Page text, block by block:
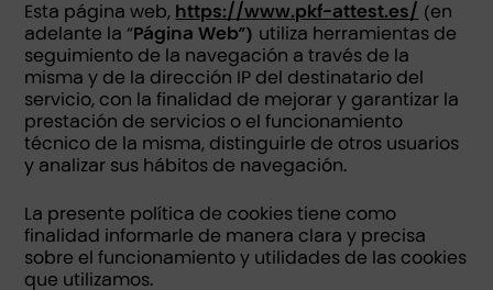
Esta página web, https://www.pkf-attest.es/ (en
adelante la “Página Web”) utiliza herramientas de
seguimiento de la navegación a través de la
misma y de la dirección IP del destinatario del
servicio, con la finalidad de mejorar y garantizar la
prestación de servicios o el funcionamiento
técnico de la misma, distinguirle de otros usuarios
y analizar sus hábitos de navegación.
La presente política de cookies tiene como
finalidad informarle de manera clara y precisa
sobre el funcionamiento y utilidades de las cookies
que utilizamos.